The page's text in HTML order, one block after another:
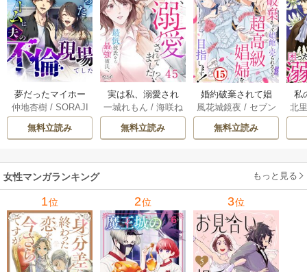
夢だったマイホー
ムは夫の不倫現場
でした【分冊版】 5
巻
仲地杏樹/ SORAJI
MA
無料立読み
実は私、溺愛され
てました！？ ～
最低彼氏から最強
彼氏へ～ 45巻
一城れもん / 海咲ね
むる
無料立読み
婚約破棄されて娼
館に売られる（予
定）なので、超高
級娼婦を目指しま
風花城鏡夜 / セブン
無料立読み
私
北
女性マンガランキング もっと見る
1位 2位 3位